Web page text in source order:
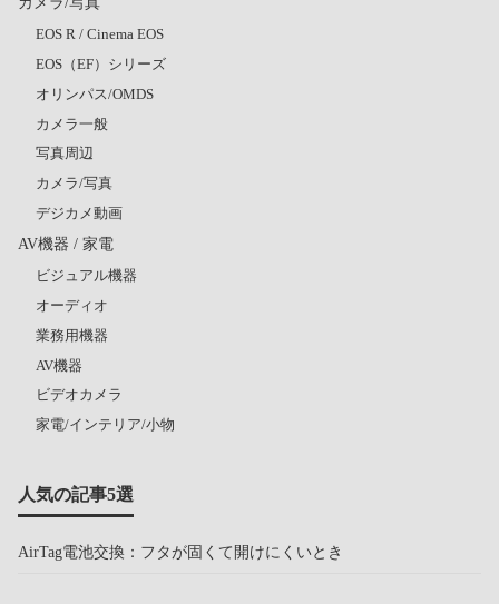
EOS R / Cinema EOS
EOS（EF）シリーズ
オリンパス/OMDS
カメラ一般
写真周辺
カメラ/写真
デジカメ動画
AV機器 / 家電
ビジュアル機器
オーディオ
業務用機器
AV機器
ビデオカメラ
家電/インテリア/小物
人気の記事5選
AirTag電池交換：フタが固くて開けにくいとき